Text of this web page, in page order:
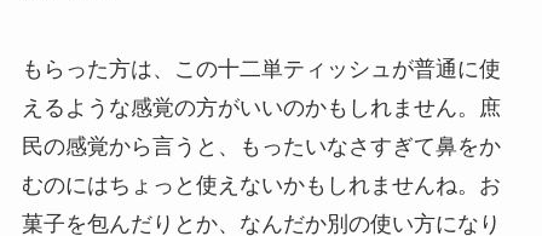
もらった方は、この十二単ティッシュが普通に使
えるような感覚の方がいいのかもしれません。庶
民の感覚から言うと、もったいなさすぎて鼻をか
むのにはちょっと使えないかもしれませんね。お
菓子を包んだりとか、なんだか別の使い方になり